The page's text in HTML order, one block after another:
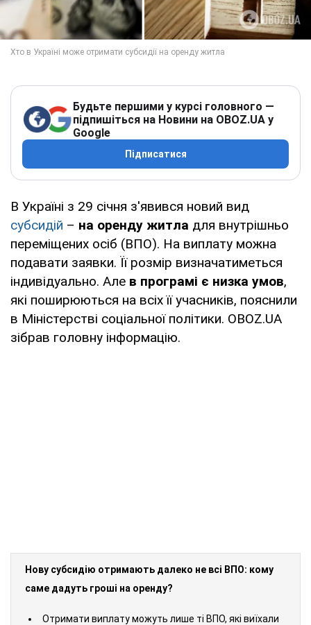
Будьте першими у курсі головного —
підпишіться на Новини на OBOZ.UA у
Google
Підписатися
В Україні з 29 січня з'явився новий вид
субсидій – на оренду житла для внутрішньо
переміщених осіб (ВПО). На виплату можна
подавати заявки. Її розмір визначатиметься
індивідуально. Але в програмі є низка умов,
які поширюються на всіх її учасників, пояснили
в Міністерстві соціальної політики. OBOZ.UA
зібрав головну інформацію.
Нову субсидію отримають далеко не всі ВПО: кому
саме дадуть гроші на оренду?
Отримати виплату можуть лише ті ВПО, які виїхали